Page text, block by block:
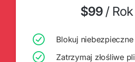
$99 /
Blokuj
Zatrzymaj złośliwe